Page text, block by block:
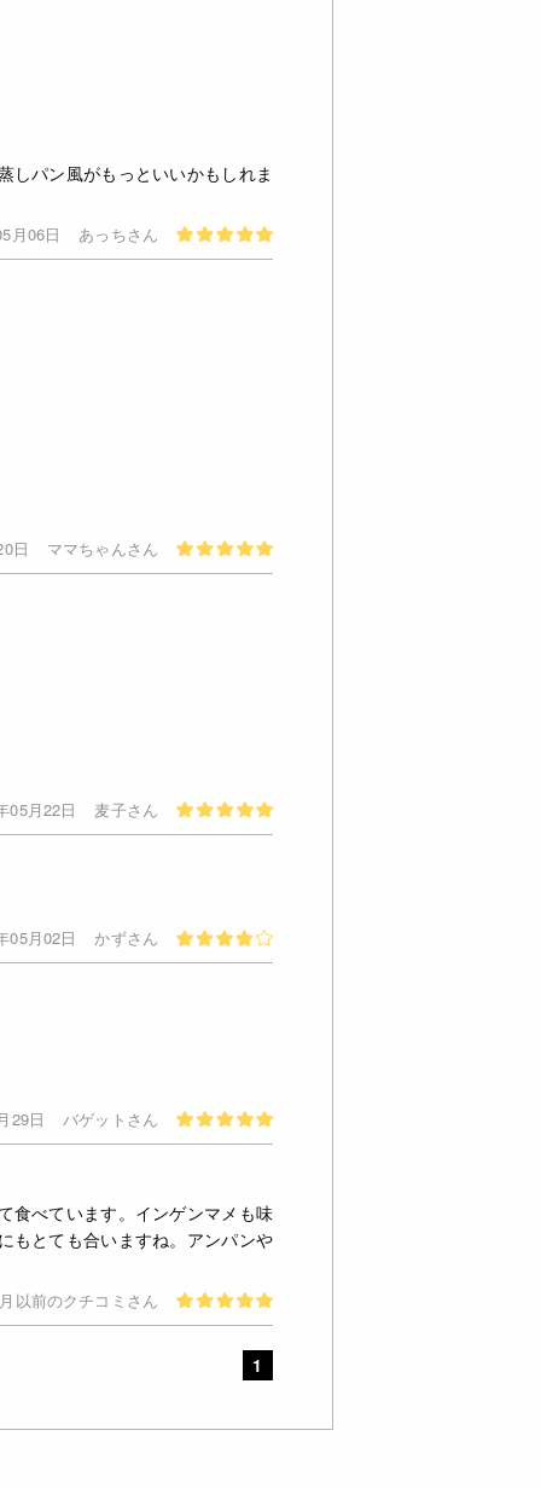
しパン風がもっといいかもしれま
月06日 あっちさん
日 ママちゃんさん
05月22日 麦子さん
05月02日 かずさん
29日 バゲットさん
食べています。インゲンマメも味
もとても合いますね。アンパンや
以前のクチコミさん
1